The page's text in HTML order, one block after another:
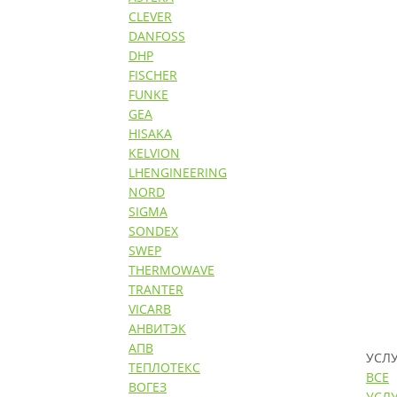
CLEVER
DANFOSS
DHP
FISCHER
FUNKE
GEA
HISAKA
KELVION
LHENGINEERING
NORD
SIGMA
SONDEX
SWEP
THERMOWAVE
TRANTER
VICARB
АНВИТЭК
АПВ
ТЕПЛОТЕКС
ВОГЕЗ
ВСЕ